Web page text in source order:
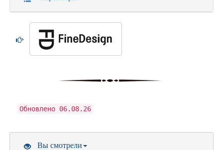
Обновлено 06.08.26
Вы смотрели